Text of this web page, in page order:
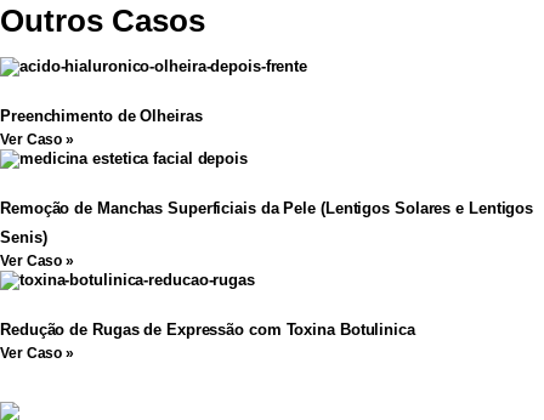
Outros Casos
Preenchimento de Olheiras
Ver Caso »
Remoção de Manchas Superficiais da Pele (Lentigos Solares e Lentigos
Senis)
Ver Caso »
Redução de Rugas de Expressão com Toxina Botulinica
Ver Caso »